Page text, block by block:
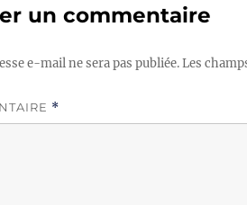
un commentaire
e-mail ne sera pas publiée.Les
*